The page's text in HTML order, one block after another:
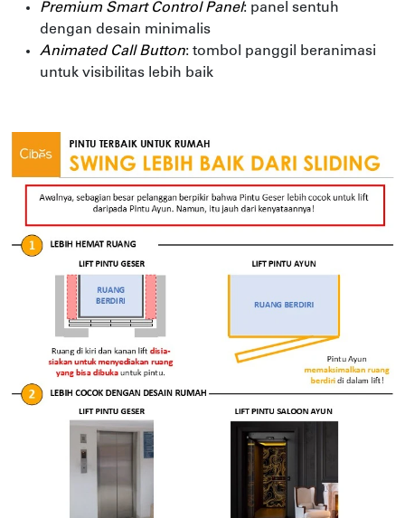
Premium Smart Control Panel: panel sentuh
dengan desain minimalis
Animated Call Button: tombol panggil beranimasi
untuk visibilitas lebih baik